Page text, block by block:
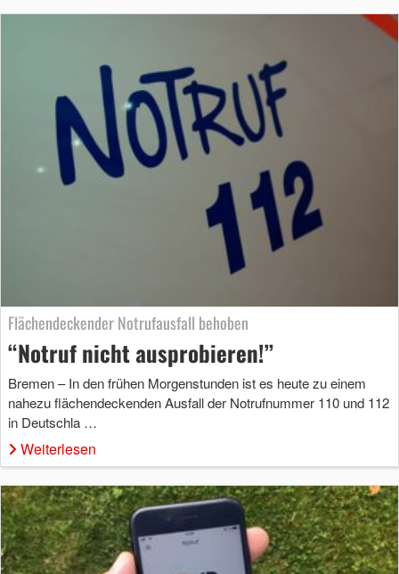
Flächendeckender Notrufausfall behoben
“Notruf nicht ausprobieren!”
Bremen – In den frühen Morgenstunden ist es heute zu einem
nahezu flächendeckenden Ausfall der Notrufnummer 110 und 112
in Deutschla …
Weiterlesen